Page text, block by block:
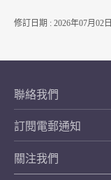
修訂日期 : 2026年07月02日
聯絡我們
訂閱電郵通知
關注我們